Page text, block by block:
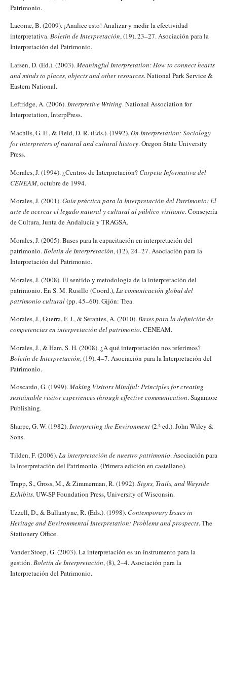
Patrimonio.
Lacome, B. (2009). ¡Analice esto! Analizar y medir la efectividad
interpretativa.Boletín de Interpretación, (19), 23–27. Asociación para la
Interpretación del Patrimonio.
Larsen, D. (Ed.). (2003).Meaningful Interpretation: How to connect hearts
and minds to places, objects and other resources. National Park Service &
Eastern National.
Leftridge, A. (2006).Interpretive Writing. National Association for
Interpretation, InterpPress.
Machlis, G. E., & Field, D. R. (Eds.). (1992).On Interpretation: Sociology
for interpreters of natural and cultural history. Oregon State University
Press.
Morales, J. (1994). ¿Centros de Interpretación?Carpeta Informativa del
CENEAM, octubre de 1994.
Morales, J. (2001).Guía práctica para la Interpretación del Patrimonio: El
arte de acercar el legado natural y cultural al público visitante. Consejería
de Cultura, Junta de Andalucía y TRAGSA.
Morales, J. (2005). Bases para la capacitación en interpretación del
patrimonio.Boletín de Interpretación, (12), 24–27. Asociación para la
Interpretación del Patrimonio.
Morales, J. (2008). El sentido y metodología de la interpretación del
patrimonio. En S. M. Rusillo (Coord.), La comunicación global del
patrimonio cultural(pp. 45–60). Gijón: Trea.
Morales, J., Guerra, F. J., & Serantes, A. (2010).Bases para la definición de
competencias en interpretación del patrimonio. CENEAM.
Morales, J., & Ham, S. H. (2008). ¿A qué interpretación nos referimos?
Boletín de Interpretación, (19), 4–7. Asociación para la Interpretación del
Patrimonio.
Moscardo, G. (1999).Making Visitors Mindful: Principles for creating
sustainable visitor experiences through effective communication. Sagamore
Publishing.
Sharpe, G. W. (1982).Interpreting the Environment(2.ª ed.). John Wiley &
Sons.
Tilden, F. (2006).La interpretación de nuestro patrimonio. Asociación para
la Interpretación del Patrimonio. (Primera edición en castellano).
Trapp, S., Gross, M., & Zimmerman, R. (1992).Signs, Trails, and Wayside
Exhibits. UW-SP Foundation Press, University of Wisconsin.
Uzzell, D., & Ballantyne, R. (Eds.). (1998).Contemporary Issues in
Heritage and Environmental Interpretation: Problems and prospects. The
Stationery Office.
Vander Stoep, G. (2003). La interpretación es un instrumento para la
gestión. Boletín de Interpretación, (8), 2–4. Asociación para la
Interpretación del Patrimonio.